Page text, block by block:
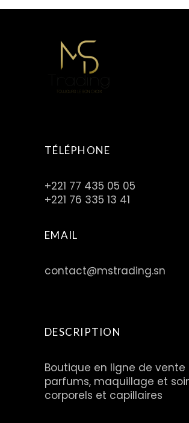
TÉLÉPHONE
+221 77 435 05 05
+221 76 335 13 41
EMAIL
contact@mstrading.sn
DESCRIPTION
Boutique en ligne de vente
parfums, maquillage et
corporels et capillaires